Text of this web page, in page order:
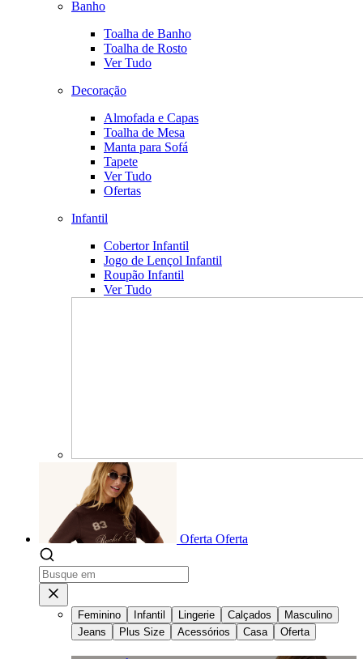
Banho
Toalha de Banho
Toalha de Rosto
Ver Tudo
Decoração
Almofada e Capas
Toalha de Mesa
Manta para Sofá
Tapete
Ver Tudo
Ofertas
Infantil
Cobertor Infantil
Jogo de Lençol Infantil
Roupão Infantil
Ver Tudo
Oferta Oferta
Feminino Infantil Lingerie Calçados
Masculino
Jeans
Plus Size Acessórios Casa Oferta